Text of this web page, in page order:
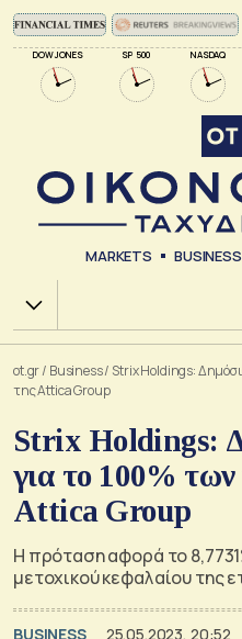
DOW JONES SP 500 NASDAQ
MARKETS BUSINESS
Χ.Α.
ot.gr/ Business/ Strix Holdings:
της Attica Group
Strix Holdings:
για το 100%
Attica Group
Η πρόταση αφορά το
μετοχικού κεφαλαίου της
BUSINESS 25.05.2023, 20:52